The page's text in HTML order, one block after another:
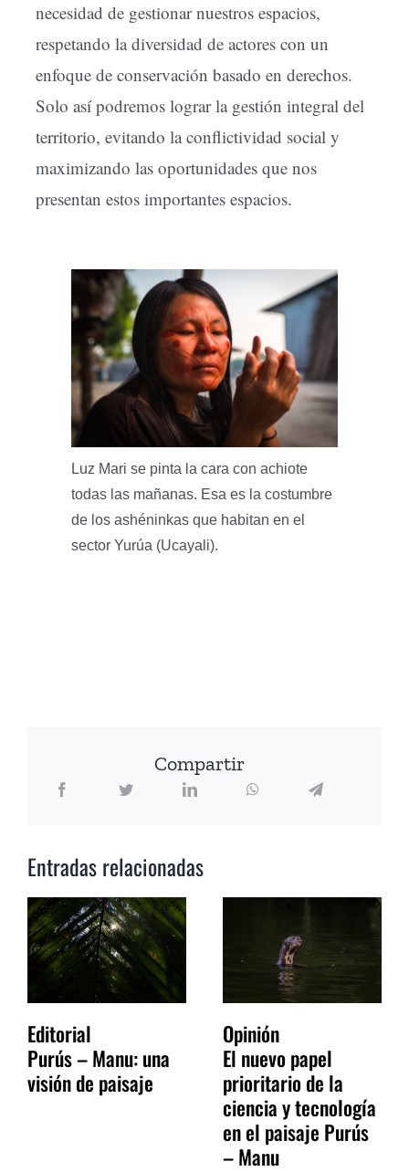
necesidad de gestionar nuestros espacios,
respetando la diversidad de actores con un
enfoque de conservación basado en derechos.
Solo así podremos lograr la gestión integral del
territorio, evitando la conflictividad social y
maximizando las oportunidades que nos
presentan estos importantes espacios.
Luz Mari se pinta la cara con achiote
todas las mañanas. Esa es la costumbre
de los ashéninkas que habitan en el
sector Yurúa (Ucayali).
Compartir
Entradas relacionadas
Editorial
Purús – Manu: una
visión de paisaje
Opinión
El nuevo papel
prioritario de la
ciencia y tecnología
en el paisaje Purús
– Manu